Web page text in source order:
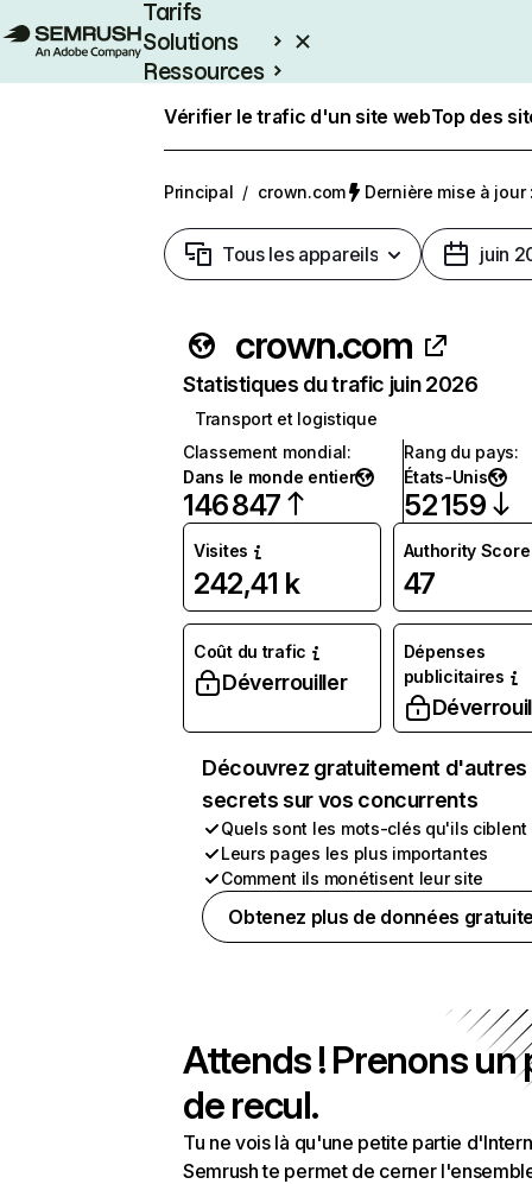
Tarifs
Solutions
Ressources
Vérifier le trafic d'un site webTop des
Principal / crown.com Dernière mise à jour
Tous les appareils juin
crown.com
Statistiques du trafic juin 2026
Transport et logistique
Classement mondial:
Dans le monde entier
146 847
Rang du pays:
États-Unis
52 159
Visites
242,41 k
Authority Score
47
Coût du trafic
Déverrouiller
Dépenses
publicitaires
Découvrez gratuitement d'autres
secrets sur vos concurrents
Quels sont les mots-clés qu'ils ciblent
Leurs pages les plus importantes
Comment ils monétisent leur site
Obtenez plus de données
Attends ! Prenons un
de recul.
Tu ne vois là qu'une petite partie
Semrush te permet de cerner